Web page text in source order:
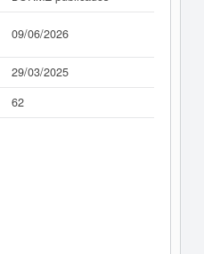
09/06/2026
29/03/2025
62